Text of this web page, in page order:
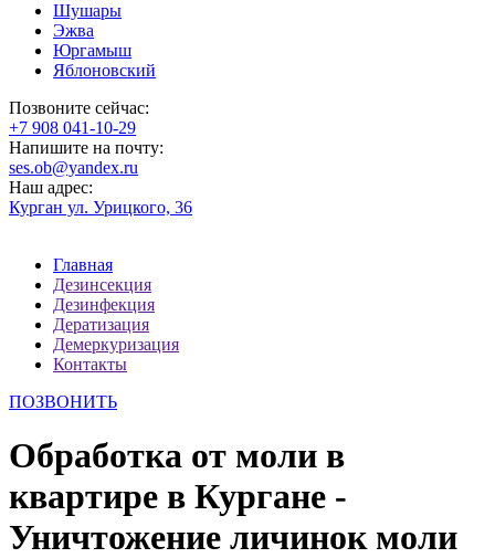
Шушары
Эжва
Юргамыш
Яблоновский
Позвоните сейчас:
‪+7 908 041-10-29
Напишите на почту:
ses.ob@yandex.ru
Наш адрес:
Курган ул. Урицкого, 36
Главная
Дезинсекция
Дезинфекция
Дератизация
Демеркуризация
Контакты
ПОЗВОНИТЬ
Обработка от моли в
квартире в Кургане -
Уничтожение личинок моли